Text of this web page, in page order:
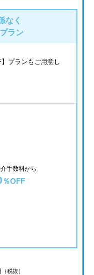
なく
プラン
プランもご用意し
手数料から
％OFF
税抜）